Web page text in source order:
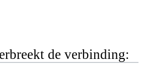
de verbinding: